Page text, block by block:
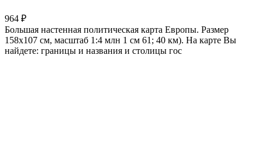
964 ₽
Большая настенная политическая карта Европы. Размер
158х107 см, масштаб 1:4 млн 1 см 61; 40 км). На карте Вы
найдете: границы и названия и столицы гос